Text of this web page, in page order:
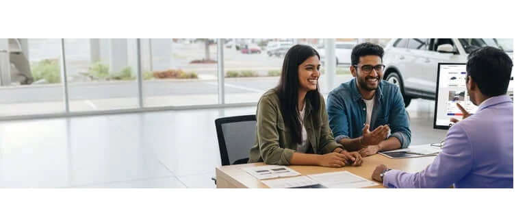
/fragments/plp-details